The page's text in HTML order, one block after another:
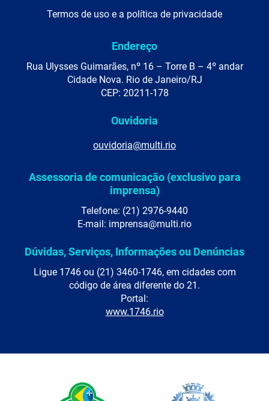
Termos de uso e a política de privacidade
Endereço
Rua Ulysses Guimarães, nº 16 – Torre B – 4º andar
Cidade Nova. Rio de Janeiro/RJ
CEP: 20211-178
Ouvidoria
ouvidoria@multi.rio
Assessoria de comunicação (exclusivo para
imprensa)
Telefone: (21) 2976-9440
E-mail: imprensa@multi.rio
Dúvidas, Serviços, Informações ou Denúncias
Ligue 1746 ou (21) 3460-1746, em cidades com
código de área diferente do 21.
Portal:
www.1746.rio